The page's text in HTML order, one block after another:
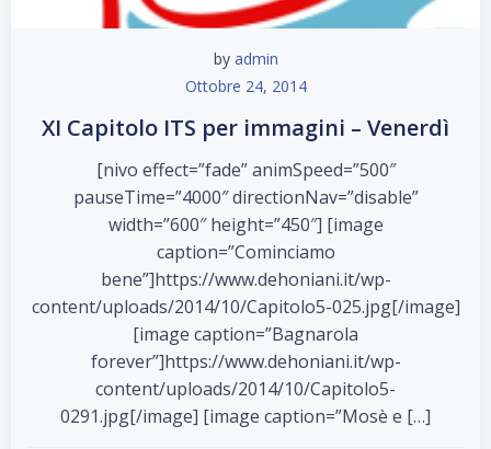
by admin
Ottobre 24, 2014
XI Capitolo ITS per immagini – Venerdì
[nivo effect=”fade” animSpeed=”500″
pauseTime=”4000″ directionNav=”disable”
width=”600″ height=”450″] [image
caption=”Cominciamo
bene”]https://www.dehoniani.it/wp-
content/uploads/2014/10/Capitolo5-025.jpg[/image]
[image caption=”Bagnarola
forever”]https://www.dehoniani.it/wp-
content/uploads/2014/10/Capitolo5-
0291.jpg[/image] [image caption=”Mosè e […]